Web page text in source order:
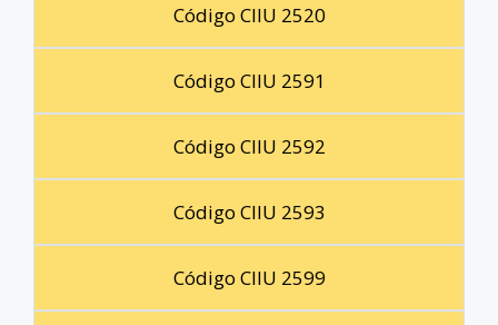
Código CIIU 2520
Código CIIU 2591
Código CIIU 2592
Código CIIU 2593
Código CIIU 2599